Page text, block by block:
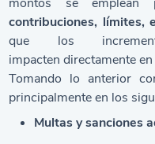
contribuciones, límites,
que los
impacten directamente
Tomando lo anterior
principalmente en los
Multas y sanciones